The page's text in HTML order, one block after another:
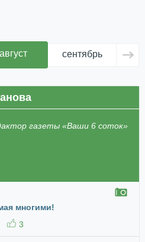
август сентябрь
газеты «Ваши 6 соток»
многими!
3